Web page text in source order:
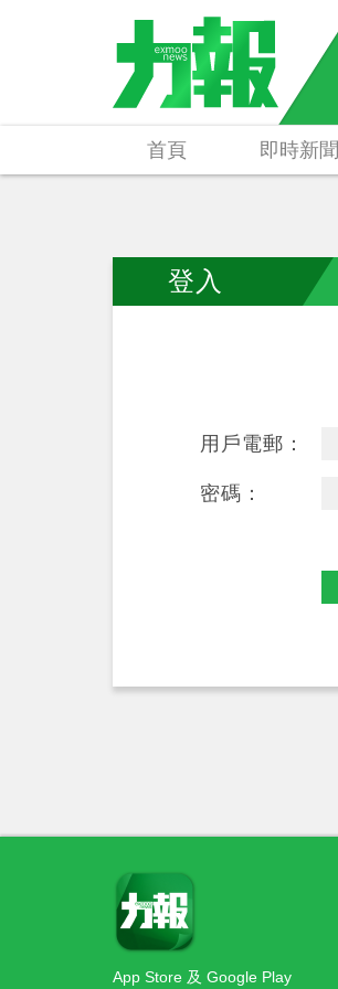
首頁 即時新聞
登入
用戶電郵：
密碼：
App Store 及 Google Play